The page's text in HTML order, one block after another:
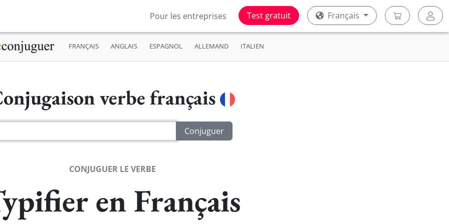
Pour les entreprises Test gratuit Français
FRANÇAIS ANGLAIS ESPAGNOL ALLEMAND ITALIEN
verbe français
CONJUGUER LE VERBE
en Français